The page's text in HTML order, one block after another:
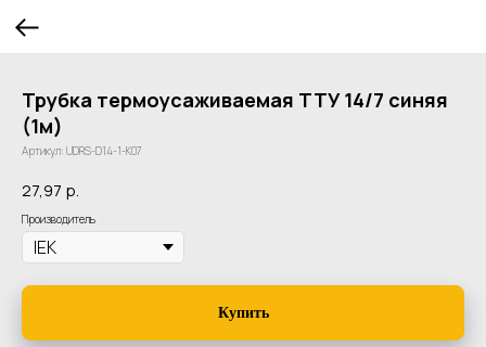
Трубка термоусаживаемая ТТУ 14/7 синяя
(1м)
Артикул: UDRS-D14-1-K07
27,97 р.
Производитель
Купить